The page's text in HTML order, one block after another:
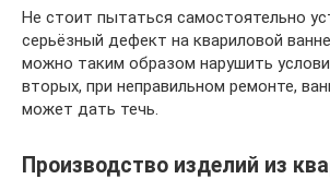
Не стоит пытаться самостоятельно
серьёзный дефект на квариловой
можно таким образом нарушить
вторых, при неправильном ремонте,
может дать течь.
Производство изделий из